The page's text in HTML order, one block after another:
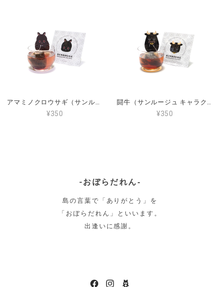
¥350 ¥350
-おぼらだれん‐
島の言葉で「ありがとう」を
「おぼらだれん」といいます。
出逢いに感謝。